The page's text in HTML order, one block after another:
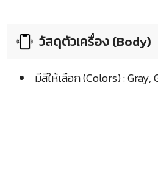
วัสดุตัวเครื่อง (Body)
มีสีให้เลือก (Colors) : Gray,